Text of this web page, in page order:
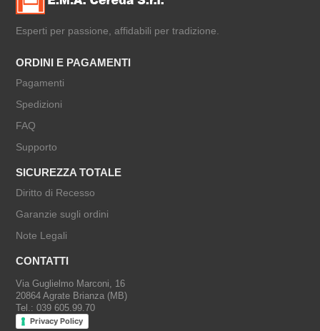
Esperti per passione, affidabili per tradizione.
ORDINI E PAGAMENTI
Pagamenti
Spedizioni
FAQ
Supporto
SICUREZZA TOTALE
Diritto di Recesso
Garanzie sugli ordini
Note Legali
CONTATTI
Via Guglielmo Marconi, 16
20864 Agrate Brianza (MB)
Tel.: 039 605.99.70
Privacy Policy